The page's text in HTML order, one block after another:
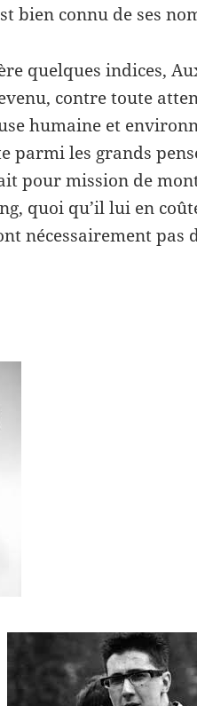
bien connu de ses
quelques indices,
contre toute
humaine et
parmi les grands
pour mission de
quoi qu’il lui en
nécessairement pas